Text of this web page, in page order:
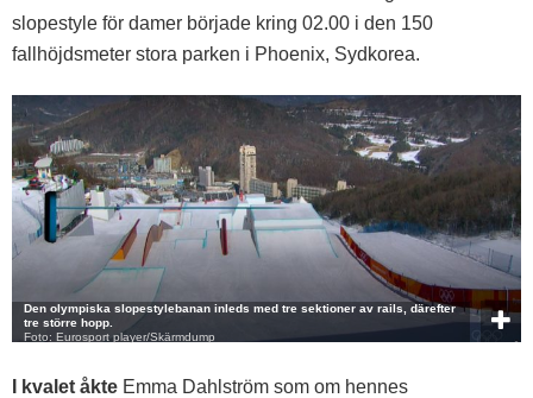
slopestyle för damer började kring 02.00 i den 150
fallhöjdsmeter stora parken i Phoenix, Sydkorea.
Den olympiska slopestylebanan inleds med tre sektioner av rails, därefter
tre större hopp.
Foto: Eurosport player/Skärmdump
I kvalet åkte Emma Dahlström som om hennes